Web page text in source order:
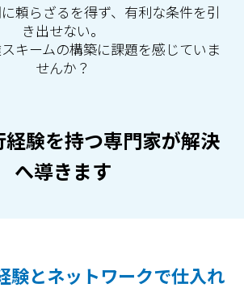
頼らざるを得ず、有利な条件を引
き出せない。
キームの構築に課題を感じていま
せんか？
験を持つ専門家が解決
へ導きます
験とネットワークで仕入れ